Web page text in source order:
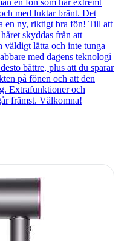
en fön som har extremt
med luktar bränt. Det
en ny, riktigt bra fön! Till att
skyddas från att
väldigt lätta och inte tunga
med dagens teknologi
bättre, plus att du sparar
på fönen och att den
Extrafunktioner och
främst. Välkomna!